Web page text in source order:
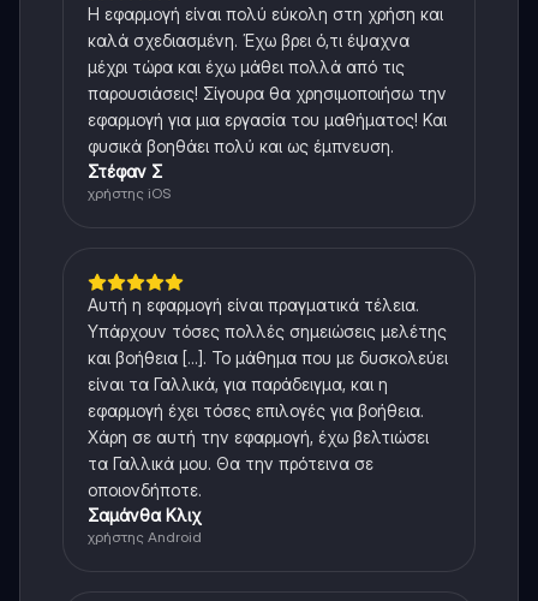
Η εφαρμογή είναι πολύ εύκολη στη χρήση και
καλά σχεδιασμένη. Έχω βρει ό,τι έψαχνα
μέχρι τώρα και έχω μάθει πολλά από τις
παρουσιάσεις! Σίγουρα θα χρησιμοποιήσω την
εφαρμογή για μια εργασία του μαθήματος! Και
φυσικά βοηθάει πολύ και ως έμπνευση.
Στέφαν Σ
χρήστης iOS
Αυτή η εφαρμογή είναι πραγματικά τέλεια.
Υπάρχουν τόσες πολλές σημειώσεις μελέτης
και βοήθεια [...]. Το μάθημα που με δυσκολεύει
είναι τα Γαλλικά, για παράδειγμα, και η
εφαρμογή έχει τόσες επιλογές για βοήθεια.
Χάρη σε αυτή την εφαρμογή, έχω βελτιώσει
τα Γαλλικά μου. Θα την πρότεινα σε
οποιονδήποτε.
Σαμάνθα Κλιχ
χρήστης Android